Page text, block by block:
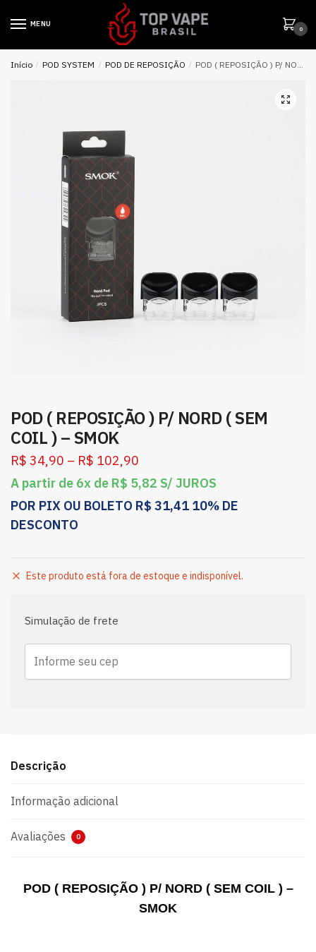
MENU
0
Início / POD SYSTEM / POD DE REPOSIÇÃO / POD ( REPOSIÇÃO ) P/ NORD ( SEM COIL ) – SMOK
POD ( REPOSIÇÃO ) P/ NORD ( SEM
COIL ) – SMOK
R$ 34,90 – R$ 102,90
A partir de 6x de R$ 5,82 S/ JUROS
POR PIX OU BOLETO R$ 31,41 10% DE
DESCONTO
Este produto está fora de estoque e indisponível.
Simulação de frete
Descrição
Informação adicional
Avaliações 0
POD ( REPOSIÇÃO ) P/ NORD ( SEM COIL ) –
SMOK